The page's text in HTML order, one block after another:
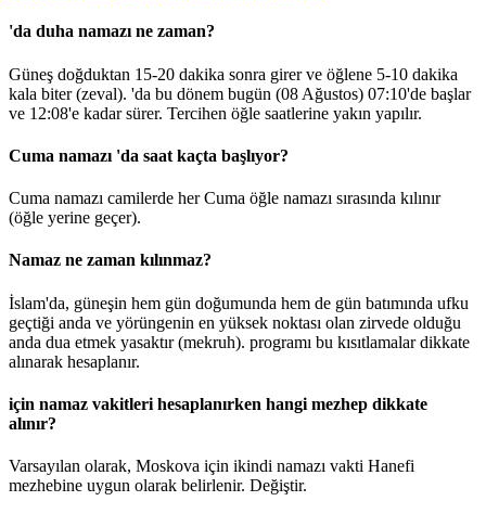
'da duha namazı ne zaman?
Güneş doğduktan 15-20 dakika sonra girer ve öğlene 5-10 dakika
kala biter (zeval). 'da bu dönem bugün (08 Ağustos) 07:10'de başlar
ve 12:08'e kadar sürer. Tercihen öğle saatlerine yakın yapılır.
Cuma namazı 'da saat kaçta başlıyor?
Cuma namazı camilerde her Cuma öğle namazı sırasında kılınır
(öğle yerine geçer).
Namaz ne zaman kılınmaz?
İslam'da, güneşin hem gün doğumunda hem de gün batımında ufku
geçtiği anda ve yörüngenin en yüksek noktası olan zirvede olduğu
anda dua etmek yasaktır (mekruh). programı bu kısıtlamalar dikkate
alınarak hesaplanır.
için namaz vakitleri hesaplanırken hangi mezhep dikkate
alınır?
Varsayılan olarak, Moskova için ikindi namazı vakti Hanefi
mezhebine uygun olarak belirlenir. Değiştir.